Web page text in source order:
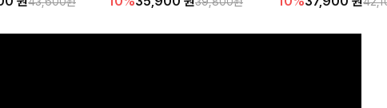
인이 얼굴선을 더욱 시
편안하게 착용하실 수 있는 팬츠입니다 🖤
감 있는 착용감을 더해드려요!
세련된 무드를 연출해주는 블
은 베이직한 디자인!